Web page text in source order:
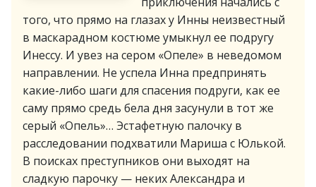
того, что прямо на глазах у Инны неизвестный
в маскарадном костюме умыкнул ее подругу
Инессу. И увез на сером «Опеле» в неведомом
направлении. Не успела Инна предпринять
какие-либо шаги для спасения подруги, как ее
саму прямо средь бела дня засунули в тот же
серый «Опель»… Эстафетную палочку в
расследовании подхватили Мариша с Юлькой.
В поисках преступников они выходят на
сладкую парочку — неких Александра и